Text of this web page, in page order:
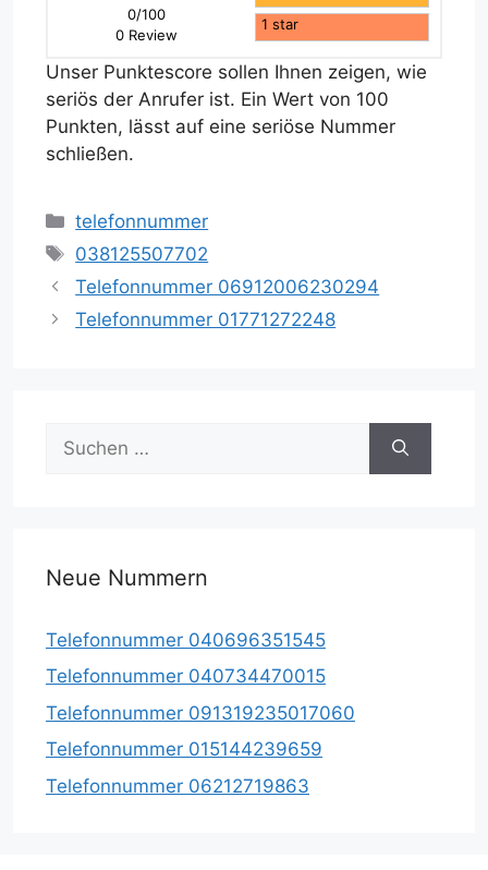
0/100
0 Review
1 star
Unser Punktescore sollen Ihnen zeigen, wie
seriös der Anrufer ist. Ein Wert von 100
Punkten, lässt auf eine seriöse Nummer
schließen.
Kategorien
telefonnummer
Schlagwörter
038125507702
Telefonnummer 06912006230294
Telefonnummer 01771272248
nach:
Neue Nummern
Telefonnummer 040696351545
Telefonnummer 040734470015
Telefonnummer 091319235017060
Telefonnummer 015144239659
Telefonnummer 06212719863